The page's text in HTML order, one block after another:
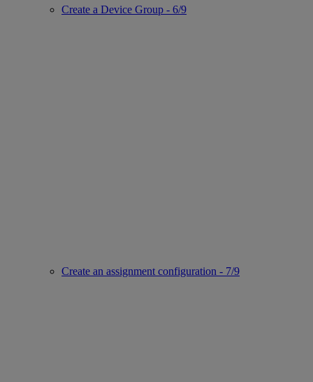
Create a Device Group - 6/9
Create an assignment configuration - 7/9